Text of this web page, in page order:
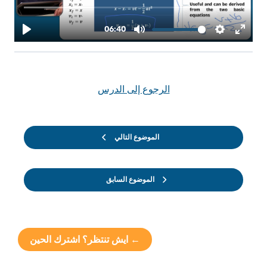
الموضوع السابق
الرجوع إلى الدرس
الموضوع التالي
← ايش تنتظر؟ اشترك الحين